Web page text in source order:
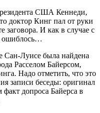
США Кеннеди,
доктор Кинг пал от руки
заговора. И как в случае с
ошиблось…
Сан-Луисе была найдена
Расселом Байерсом,
Надо отметить, что это
записи беседы: оригинал
допроса Байерса в